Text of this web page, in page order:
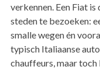
verkennen. Een Fiat
steden te bezoeken:
smalle wegen én
typisch Italiaanse
chauffeurs, maar